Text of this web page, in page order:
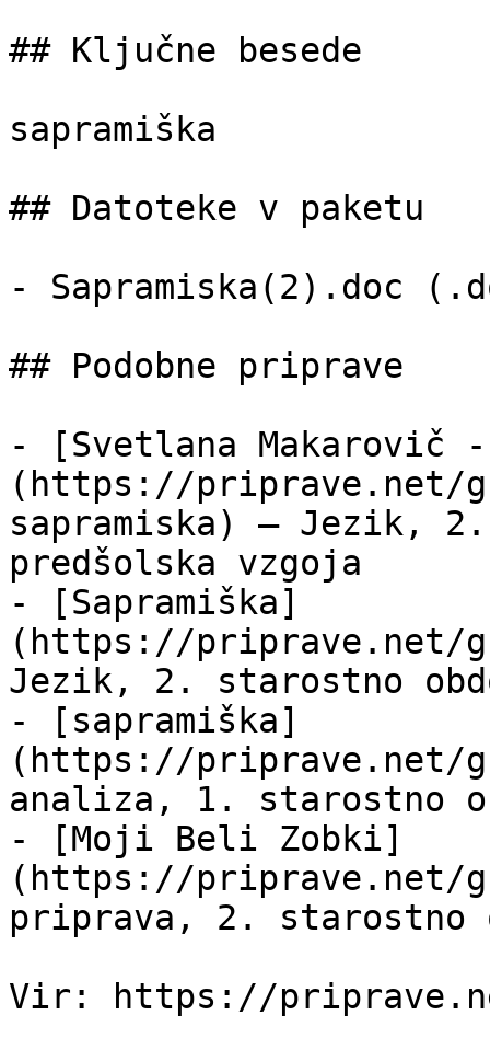
## Ključne besede
sapramiška
## Datoteke v paketu
- Sapramiska(2).doc
## Podobne priprave
- [Svetlana Makarovič -
(https://priprave.net/
sapramiska) — Jezik,
predšolska vzgoja
- [Sapramiška]
(https://priprave.net/
Jezik, 2. starostno
- [sapramiška]
(https://priprave.net/
analiza, 1. starostno
- [Moji Beli Zobki]
(https://priprave.net/
priprava, 2. starostno